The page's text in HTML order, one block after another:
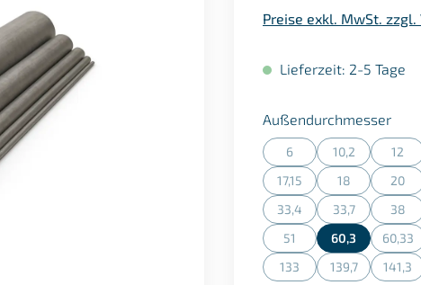
Preise exkl. MwSt.
Lieferzeit: 2-5 Tage
Außendurchmesser
6
(Diese Option ist zurzeit
10,2
(Diese Option
12
17,15
(Diese Option ist zurzeit
18
(Diese Option
20
33,4
(Diese Option ist zurzeit
33,7
(Diese Option
38
51
(Diese Option ist zurzeit
60,3 60,33
133
(Diese Option ist zurzeit
139,7
(Diese Option
141,3